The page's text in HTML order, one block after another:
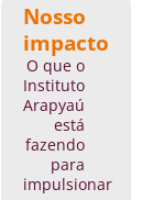
Nosso
impacto
O que o
Instituto
Arapyaú
está
fazendo
para
impulsionar